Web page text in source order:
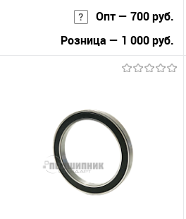
Опт — 700 руб.
Розница — 1 000 руб.
Купить в 1 клик
К сравнению
В избранное
В наличии